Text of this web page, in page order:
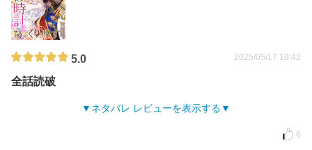
5.0 2025/05/17 19:42
全話読破
ネタバレ レビューを表示する
6